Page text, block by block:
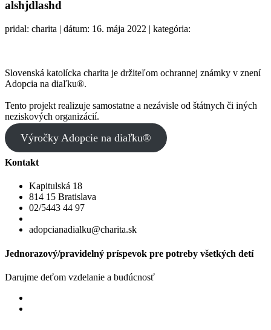
alshjdlashd
pridal: charita | dátum: 16. mája 2022 | kategória:
Slovenská katolícka charita je držiteľom ochrannej známky v znení
Adopcia na diaľku®.
Tento projekt realizuje samostatne a nezávisle od štátnych či iných
neziskových organizácií.
Výročky Adopcie na diaľku®
Kontakt
Kapitulská 18
814 15 Bratislava
02/5443 44 97
adopcianadialku@charita.sk
Jednorazový/pravidelný príspevok pre potreby všetkých detí
Darujme deťom vzdelanie a budúcnosť